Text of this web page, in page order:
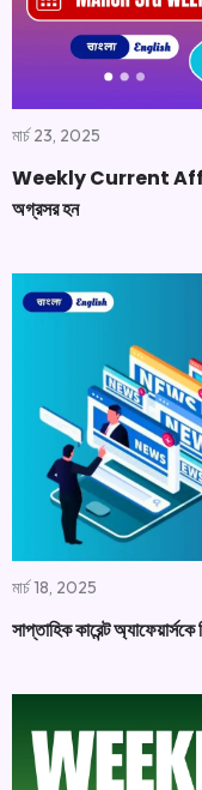
মার্চ 23, 2025
Weekly Current
অগ্রসর হন
মার্চ 18, 2025
সাপ্তাহিক কারেন্ট